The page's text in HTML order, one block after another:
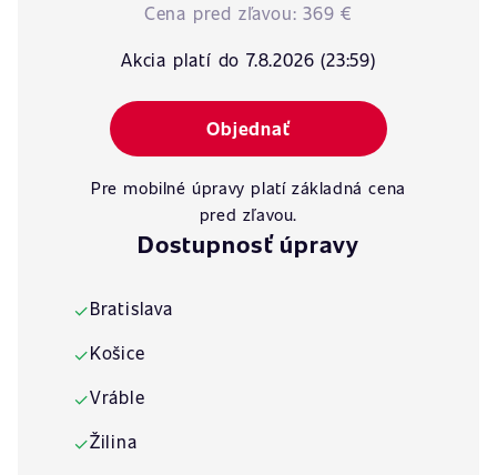
Cena pred zľavou:369 €
Akcia platí do 7.8.2026 (23:59)
Objednať
Pre mobilné úpravy platí základná cena
pred zľavou.
Dostupnosť úpravy
✓Bratislava
✓Košice
✓Vráble
✓Žilina